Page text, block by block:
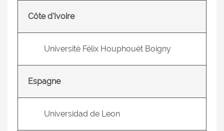
Côte d'Ivoire
Université Félix Houphouët Boigny
Espagne
Universidad de Leon